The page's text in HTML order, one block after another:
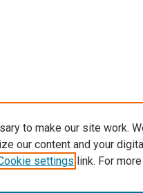
to make our site work.
our content and your
settings link. For